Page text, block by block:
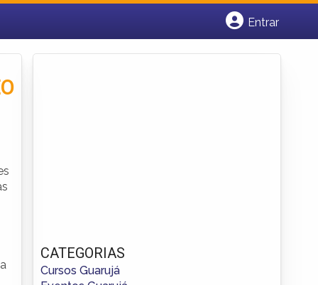
Entrar
CATEGORIAS
Cursos Guarujá